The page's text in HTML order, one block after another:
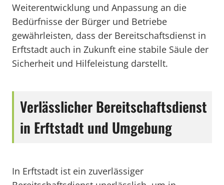
Weiterentwicklung und Anpassung an die
Bedürfnisse der Bürger und Betriebe
gewährleisten, dass der Bereitschaftsdienst in
Erftstadt auch in Zukunft eine stabile Säule der
Sicherheit und Hilfeleistung darstellt.
Verlässlicher Bereitschaftsdienst
in Erftstadt und Umgebung
In Erftstadt ist ein zuverlässiger